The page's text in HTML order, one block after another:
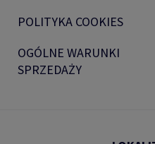
POLITYKA COOKIES
OGÓLNE WARUNKI
SPRZEDAŻY